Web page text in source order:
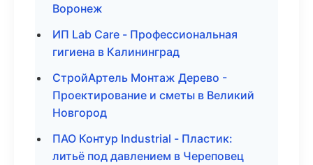
Воронеж
ИП Lab Care - Профессиональная
гигиена в Калининград
СтройАртель Монтаж Дерево -
Проектирование и сметы в Великий
Новгород
ПАО Контур Industrial - Пластик:
литьё под давлением в Череповец